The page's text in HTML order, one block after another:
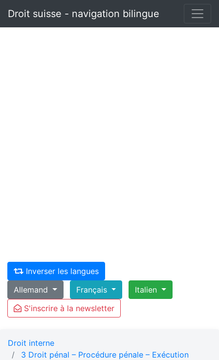
Droit suisse - navigation bilingue
Inverser les langues
Allemand
Français
Italien
S'inscrire à la newsletter
Droit interne
3 Droit pénal – Procédure pénale – Exécution